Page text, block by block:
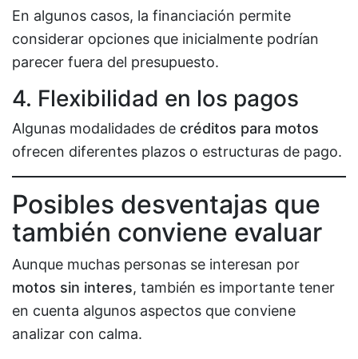
En algunos casos, la financiación permite
considerar opciones que inicialmente podrían
parecer fuera del presupuesto.
4. Flexibilidad en los pagos
Algunas modalidades de créditos para motos
ofrecen diferentes plazos o estructuras de pago.
Posibles desventajas que
también conviene evaluar
Aunque muchas personas se interesan por
motos sin interes, también es importante tener
en cuenta algunos aspectos que conviene
analizar con calma.